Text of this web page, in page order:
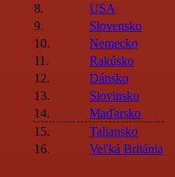
8.
USA
9.
Slovensko
10.
Nemecko
11.
Rakúsko
12.
Dánsko
13.
Slovinsko
14.
Maďarsko
15.
Taliansko
16.
Veľká Británia